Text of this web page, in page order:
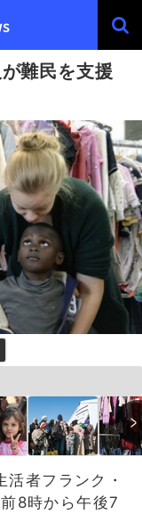
難民を支援
活者フランク・
8時から午後7